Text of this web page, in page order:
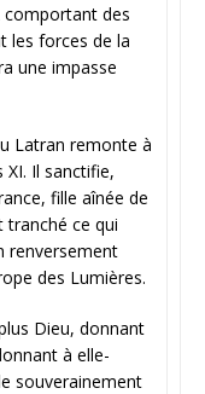
comportant des
les forces de la
une impasse
Latran remonte à
Il sanctifie,
fille aînée de
tranché ce qui
renversement
des Lumières.
Dieu, donnant
à elle-
souverainement